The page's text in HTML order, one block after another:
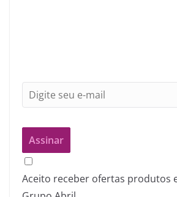
Aceito receber ofertas produtos